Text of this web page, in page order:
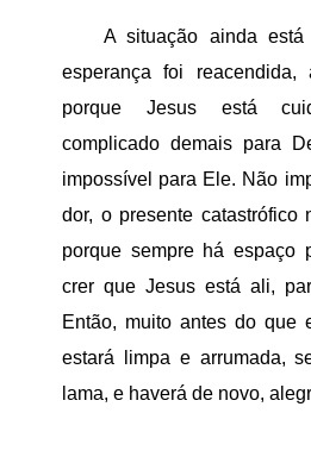
A situação ainda está
esperança foi
porque Jesus está
complicado demais para
impossível para Ele. Não
dor, o presente catastrófico
porque sempre há espaço
crer que Jesus está ali,
Então, muito antes do que
estará limpa e arrumada,
lama, e haverá de novo,